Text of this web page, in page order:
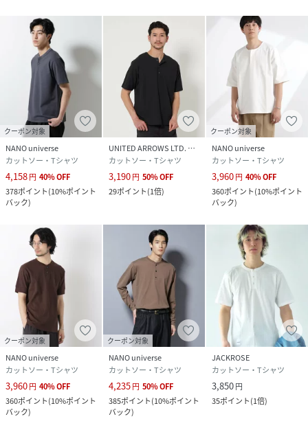
■シリーズ
6685121211 ソラーロライトストレッチワイドカラーシャ
ツ 半袖（セットアップ可）
6685124236 ソラーロライトストレッチクルーネックＴシ
ャツ（セットアップ可）
6685112211 ソラーロライトストレッチワイドカラージャ
ケット （セットアップ可）
6685127219 ソラーロライトストレッチテーパードイージ
ーパンツ（セットアップ可）
■サイズ感
・着回しのきくスタンダードシルエット
【推奨サイズ】
Sサイズ: 163-170cm
Mサイズ: 168-175cm
Lサイズ: 173-180cm
XLサイズ: 175-182cm
※標準体型を基にした目安でございます。
予めご理解、ご了承の上お買い求めください。
※該当の無いサイズも記載しておりますので、展開サイズを
ご参考ください。
■取扱方法
単独洗いをして下さい。色物（特に濃色）と白物・淡色物は
クーポン対象
NANO universe
カットソー・Tシャツ
4,158円 40%OFF
378ポイント(10%ポイント
バック)
UNITED ARROWS LTD. OUTLET
カットソー・Tシャツ
3,190円 50%OFF
29ポイント(1倍)
クーポン対象
NANO universe
カットソー・Tシャツ
3,960円 40%OFF
360ポイント(10%ポイント
バック)
クーポン対象
NANO universe
カットソー・Tシャツ
3,960円 40%OFF
360ポイント(10%ポイント
バック)
クーポン対象
NANO universe
カットソー・Tシャツ
4,235円 50%OFF
385ポイント(10%ポイント
バック)
JACKROSE
カットソー・Tシャツ
3,850円
35ポイント(1倍)